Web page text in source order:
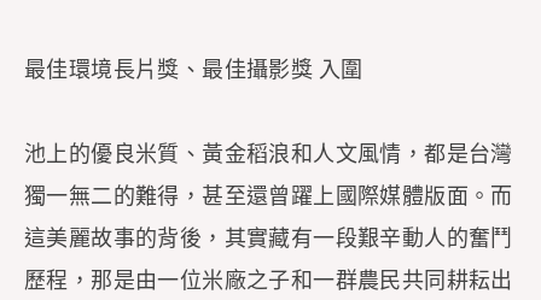
最佳環境長片獎、最佳攝影獎 入圍
池上的優良米質、黃金稻浪和人文風情，都是台灣
獨一無二的難得，甚至還曾躍上國際媒體版面。而
這美麗故事的背後，其實藏有一段艱辛動人的奮鬥
歷程，那是由一位米廠之子和一群農民共同耕耘出